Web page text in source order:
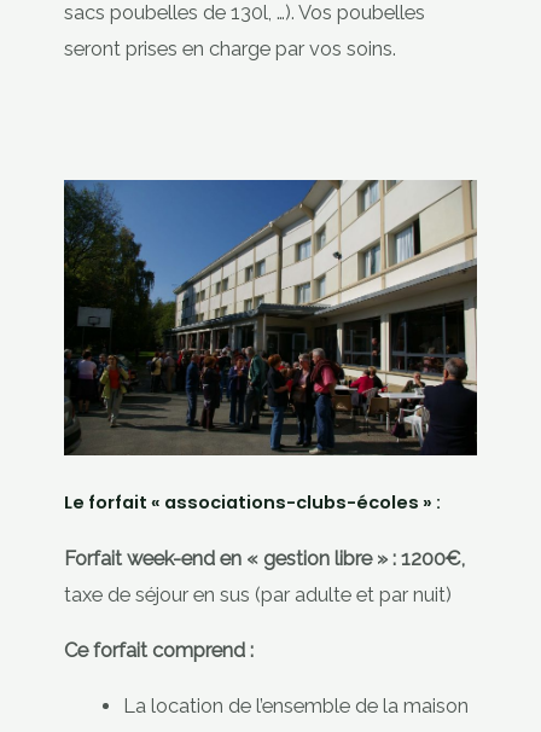
sacs poubelles de 130l, …). Vos poubelles
seront prises en charge par vos soins.
Le forfait « associations-clubs-écoles » :
Forfait week-end en « gestion libre » : 1200€,
taxe de séjour en sus (par adulte et par nuit)
Ce forfait comprend :
La location de l’ensemble de la maison